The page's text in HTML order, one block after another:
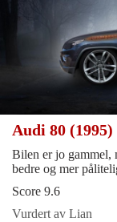
Audi 80 (1995)
Bilen er jo gammel,
bedre og mer
Score 9.6
Vurdert av Lian